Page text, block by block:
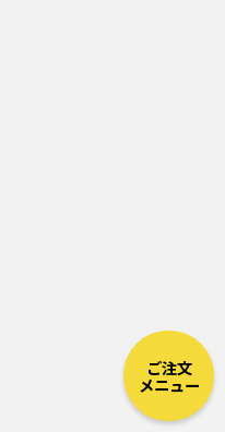
ご注文
メニュー